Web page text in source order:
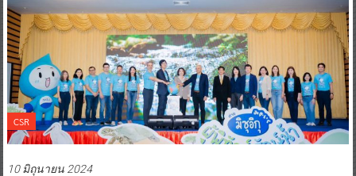
CSR
10 มิถุนายน 2024